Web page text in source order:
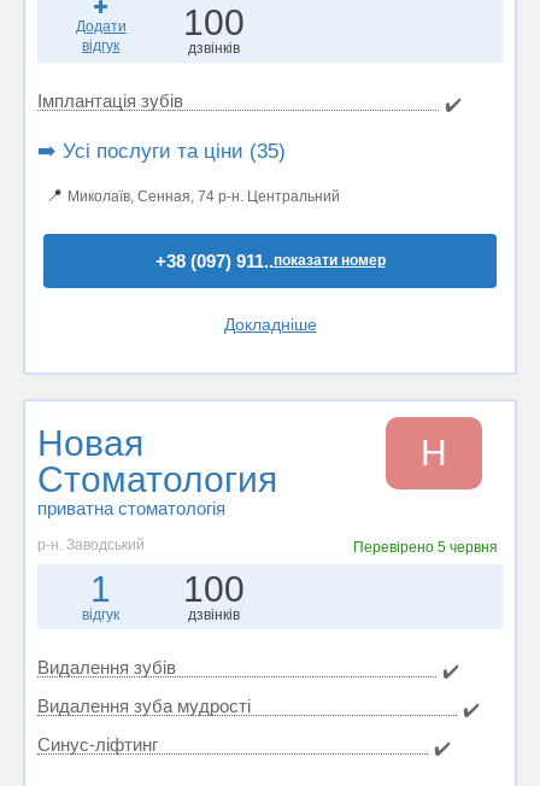
Додати
відгук
100
дзвінків
Імплантація зубів ✔️
➡️ Усі послуги та ціни (35)
📍 Миколаїв, Сенная, 74 р-н. Центральний
+38 (097) 911..показати номер
Докладніше
Новая
Стоматология
приватна стоматологія
Н
р-н. Заводський Перевірено 5 червня
1
відгук
100
дзвінків
Видалення зубів
✔️
Видалення зуба мудрості
✔️
Синус-ліфтинг
✔️